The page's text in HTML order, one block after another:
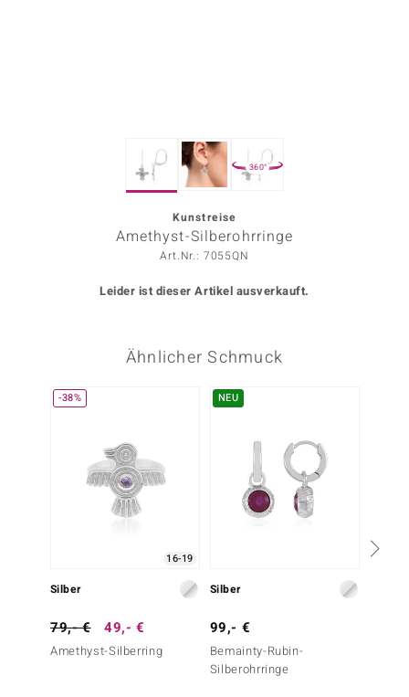
BY DE MELO
360°
Kunstreise
Amethyst-Silberohrringe
Art.Nr.: 7055QN
Leider ist dieser Artikel ausverkauft.
Ähnlicher Schmuck
-38%
16-19
Silber
79,- € 49,- €
Amethyst-Silberring
NEU
Silber
99,- €
Bemainty-Rubin-
Silberohrringe